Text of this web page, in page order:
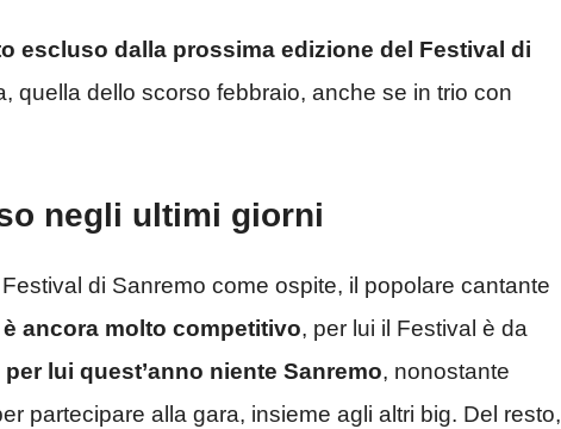
escluso dalla prossima edizione del Festival di
quella dello scorso febbraio, anche se in trio con
negli ultimi giorni
di Sanremo come ospite, il popolare cantante
ancora molto competitivo, per lui il Festival è da
per lui quest’anno niente Sanremo, nonostante
partecipare alla gara, insieme agli altri big. Del resto,